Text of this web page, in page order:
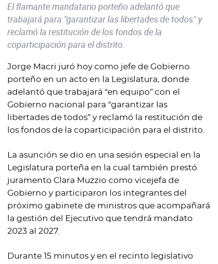
El flamante mandatario porteño adelantó que
trabajará para "garantizar las libertades de todos" y
reclamó la restitución de los fondos de la
coparticipación para el distrito.
Jorge Macri juró hoy como jefe de Gobierno
porteño en un acto en la Legislatura, donde
adelantó que trabajará “en equipo” con el
Gobierno nacional para “garantizar las
libertades de todos” y reclamó la restitución de
los fondos de la coparticipación para el distrito.
La asunción se dio en una sesión especial en la
Legislatura porteña en la cual también prestó
juramento Clara Muzzio como vicejefa de
Gobierno y participaron los integrantes del
próximo gabinete de ministros que acompañará
la gestión del Ejecutivo que tendrá mandato
2023 al 2027.
Durante 15 minutos y en el recinto legislativo